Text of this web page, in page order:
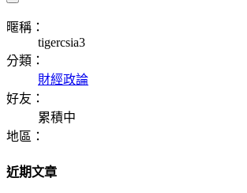
暱稱：
tigercsia3
分類：
財經政論
好友：
累積中
地區：
近期文章